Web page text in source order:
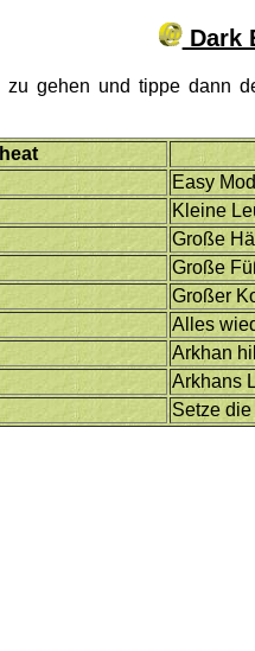
Dark
gehen und tippe dann
Easy
Kleine
Große
Große
Großer
Alles
Arkhan
Arkhans
Setze